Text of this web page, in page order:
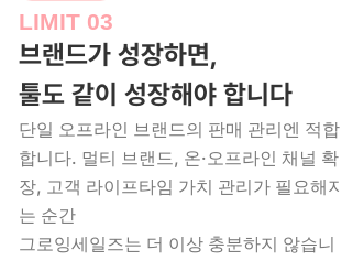
LIMIT 03
브랜드가 성장하면,
툴도 같이 성장해야 합니다
단일 오프라인 브랜드의 판매 관리엔 적합
합니다. 멀티 브랜드, 온·오프라인 채널 확
장, 고객 라이프타임 가치 관리가 필요해
는 순간
그로잉세일즈는 더 이상 충분하지 않습니